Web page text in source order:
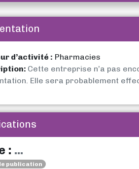
d’activité : Pharmacies
Cette entreprise n’a pas
Elle sera probablement
: ...
publication